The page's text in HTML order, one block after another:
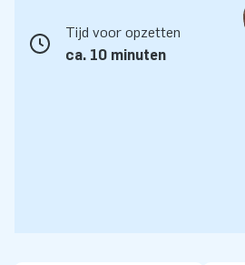
Tijd voor opzetten
ca. 10 minuten